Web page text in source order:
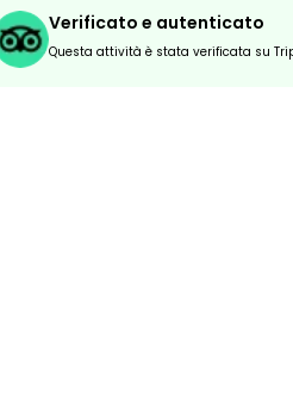
Verificato e autenticato
Questa attività è stata verificata su